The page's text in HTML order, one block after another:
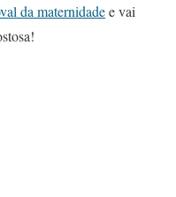
da maternidadee vai